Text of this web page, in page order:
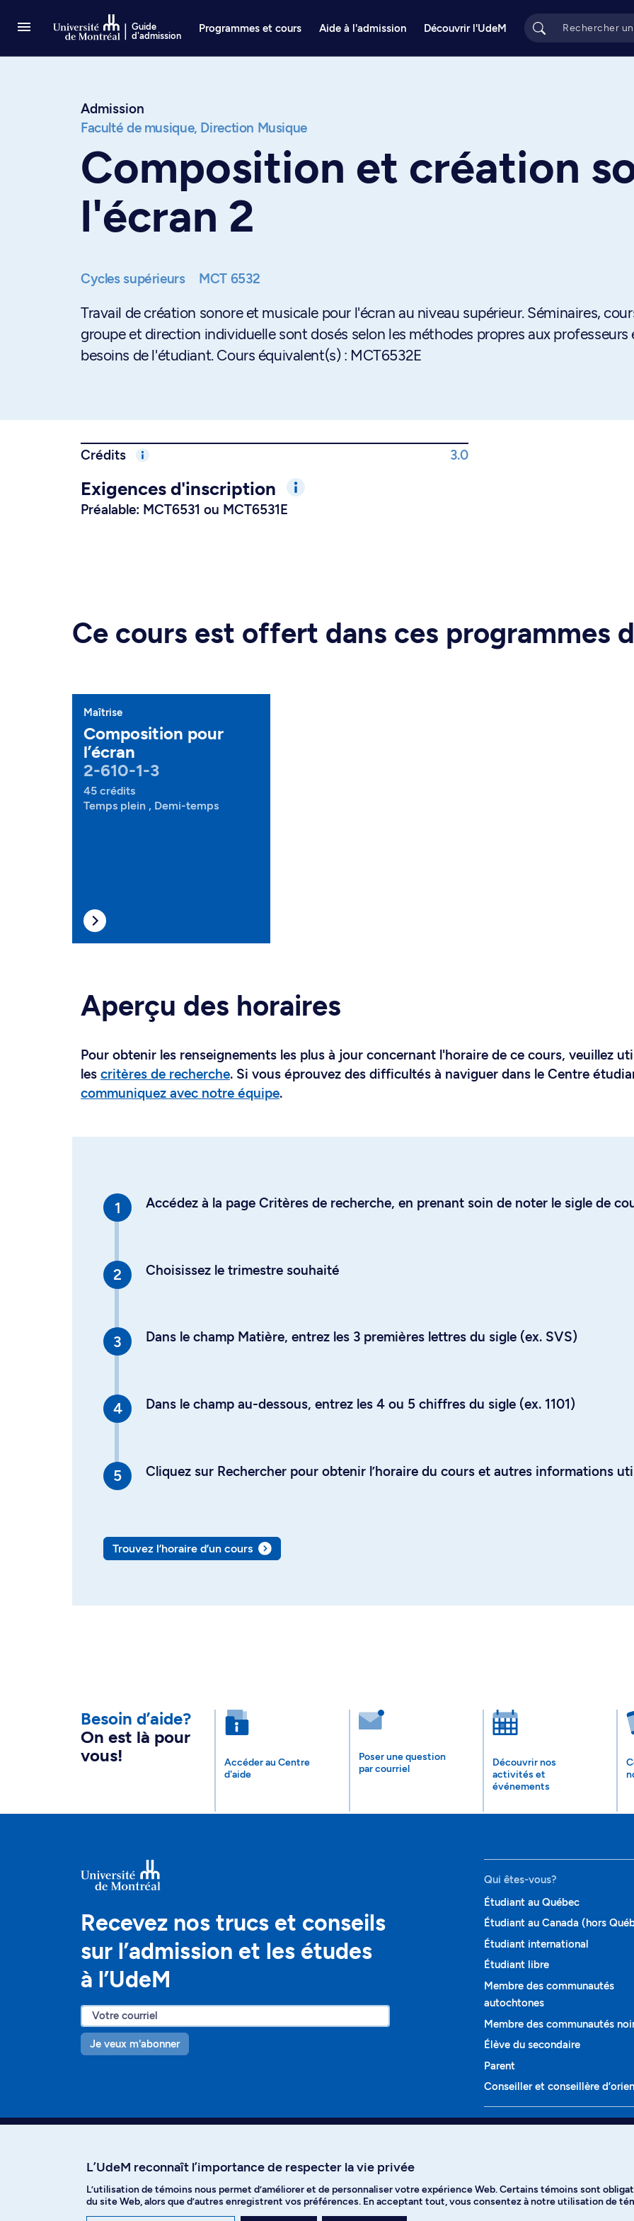
Guide
d'admission
Programmes et cours Aide à l'admission Découvrir l'UdeM
Admission
Faculté de musique, Direction Musique
Composition et création
l'écran 2
Cycles supérieurs MCT 6532
Travail de création sonore et musicale pour l'écran au niveau supérieur. Séminaires,
groupe et direction individuelle sont dosés selon les méthodes propres aux professeurs
besoins de l'étudiant. Cours équivalent(s) : MCT6532E
Crédits 3.0
Exigences d'inscription
Préalable: MCT6531 ou MCT6531E
Ce cours est offert dans ces programmes
Maîtrise
Composition pour
l’écran
2-610-1-3
45 crédits
Temps plein , Demi-temps
Aperçu des horaires
Pour obtenir les renseignements les plus à jour concernant l'horaire de ce cours, veuillez
les critères de recherche. Si vous éprouvez des difficultés à naviguer dans le Centre
communiquez avec notre équipe.
Accédez à la page Critères de recherche, en prenant soin de noter le sigle de
Choisissez le trimestre souhaité
Dans le champ Matière, entrez les 3 premières lettres du sigle (ex. SVS)
Dans le champ au-dessous, entrez les 4 ou 5 chiffres du sigle (ex. 1101)
Cliquez sur Rechercher pour obtenir l’horaire du cours et autres informations
Trouvez l’horaire d’un cours
Besoin d’aide?
On est là pour
vous!
Accéder au Centre
d'aide
Poser une question
par courriel
Découvrir nos
activités et
événements
Recevez nos trucs et conseils
sur l’admission et les études
à l’UdeM
Je veux m'abonner
Qui êtes-vous?
Étudiant au Québec
Étudiant au Canada (hors
Étudiant international
Étudiant libre
Membre des communautés
autochtones
Membre des communautés
Élève du secondaire
Parent
Conseiller et conseillère
Programmes et cours
Facebook Instagram TikTok YouTube Spotify
L’UdeM reconnaît l’importance de respecter la vie privée
L’utilisation de témoins nous permet d’améliorer et de personnaliser votre expérience Web. Certains témoins sont
du site Web, alors que d’autres enregistrent vos préférences. En acceptant tout, vous consentez à notre utilisation de